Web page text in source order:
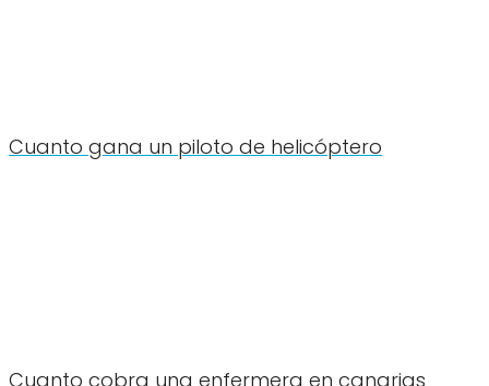
Cuanto gana un piloto de helicóptero
Cuanto cobra una enfermera en canarias